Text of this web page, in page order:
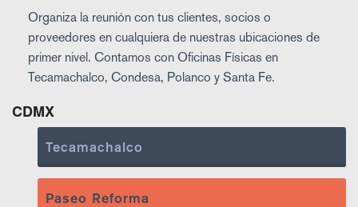
Organiza la reunión con tus clientes, socios o
proveedores en cualquiera de nuestras ubicaciones de
primer nivel. Contamos con Oficinas Físicas en
Tecamachalco, Condesa, Polanco y Santa Fe.
CDMX
Tecamachalco
Paseo Reforma